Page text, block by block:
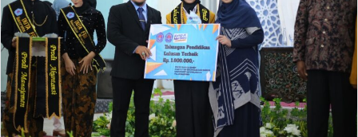
n
v
e
s
t
a
s